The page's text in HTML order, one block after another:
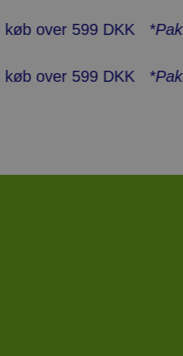
599 DKK*Pakkeshop
599 DKK*Pakkeshop